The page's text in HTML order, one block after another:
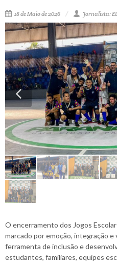
18 de Maio de 2026 Jornalista:
O encerramento dos Jogos
marcado por emoção, integração
ferramenta de inclusão e
estudantes, familiares, equipes